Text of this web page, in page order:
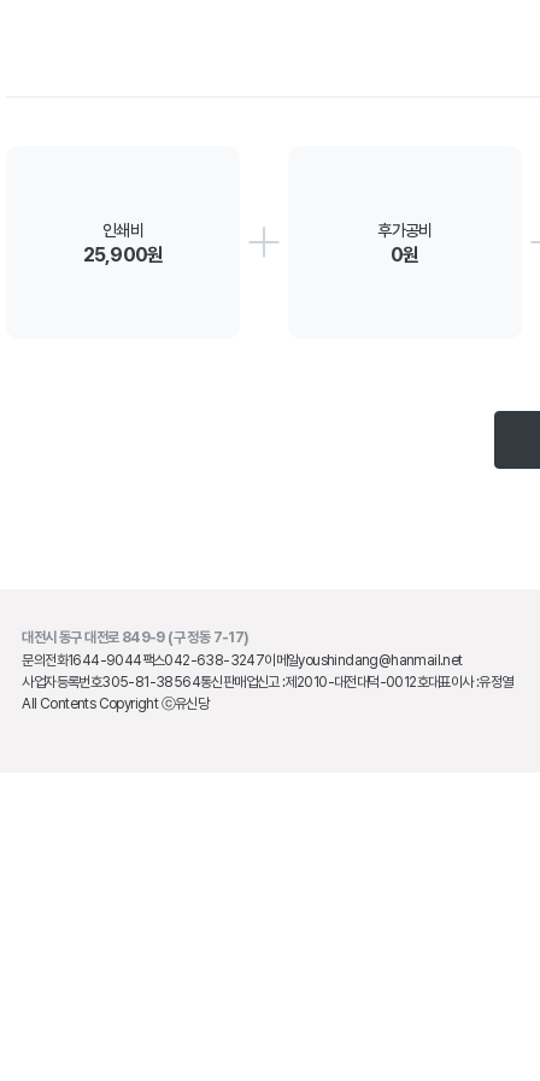
인쇄비
25,900원
후가공비
0원
대전시 동구 대전로 849-9 (구 정동 7-17)
문의전화1644-9044팩스042-638-3247이메일youshindang@hanmail.net
사업자등록번호305-81-38564통신판매업신고 :제2010-대전대덕-0012호대표이사 :유정열
All Contents Copyright ⓒ유신당